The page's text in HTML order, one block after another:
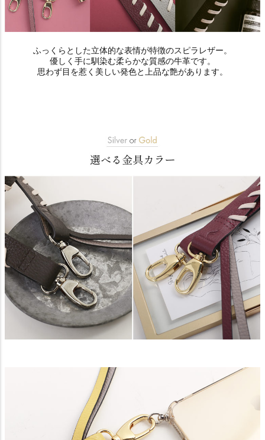
ふっくらとした立体的な表情が特徴のスピラレザー。
優しく手に馴染む柔らかな質感の牛革です。
思わず目を惹く美しい発色と上品な艶があります。